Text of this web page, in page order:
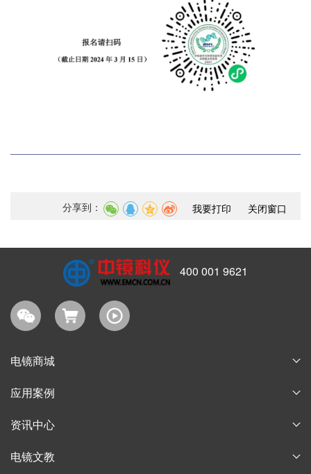
分享到： 我要打印 关闭窗口
400 001 9621
电镜商城
耗材商城
应用案例
论文案例
资讯中心
企业新闻
电镜文教